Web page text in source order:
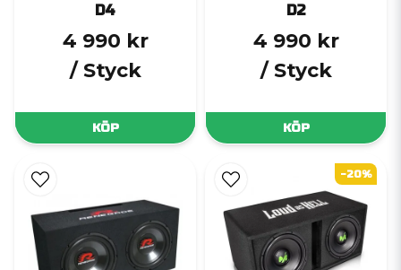
D4
4 990 kr
/ Styck
KÖP
D2
4 990 kr
/ Styck
KÖP
-20%